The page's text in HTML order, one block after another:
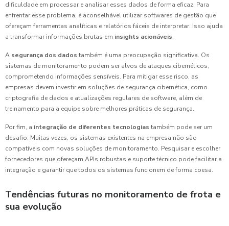
dificuldade em processar e analisar esses dados de forma eficaz. Para
enfrentar esse problema, é aconselhável utilizar softwares de gestão que
ofereçam ferramentas analíticas e relatórios fáceis de interpretar. Isso ajuda
a transformar informações brutas em insights acionáveis.
A segurança dos dados também é uma preocupação significativa. Os
sistemas de monitoramento podem ser alvos de ataques cibernéticos,
comprometendo informações sensíveis. Para mitigar esse risco, as
empresas devem investir em soluções de segurança cibernética, como
criptografia de dados e atualizações regulares de software, além de
treinamento para a equipe sobre melhores práticas de segurança.
Por fim, a integração de diferentes tecnologias também pode ser um
desafio. Muitas vezes, os sistemas existentes na empresa não são
compatíveis com novas soluções de monitoramento. Pesquisar e escolher
fornecedores que ofereçam APIs robustas e suporte técnico pode facilitar a
integração e garantir que todos os sistemas funcionem de forma coesa.
Tendências futuras no monitoramento de frota e
sua evolução